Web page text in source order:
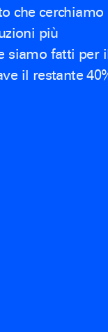
che cerchiamo
più
siamo fatti per
il restante